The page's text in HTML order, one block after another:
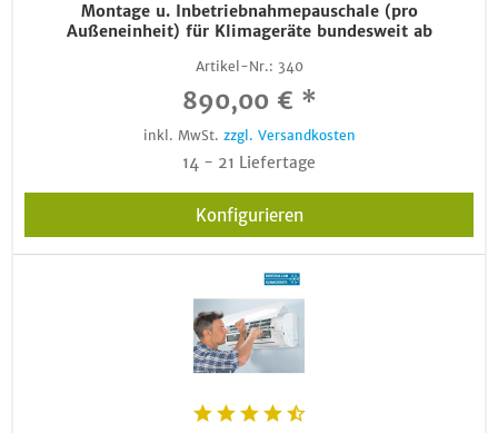
Montage u. Inbetriebnahmepauschale (pro
Außeneinheit) für Klimageräte bundesweit ab
Artikel-Nr.: 340
890,00 € *
inkl. MwSt. zzgl. Versandkosten
14 - 21 Liefertage
Konfigurieren